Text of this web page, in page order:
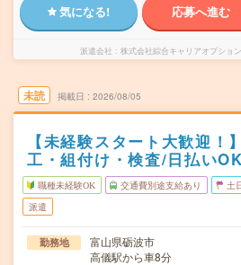
気になる! 応募へ進む
派遣会社 株式会社綜合キャリアオプショ
未読 掲載日 2026/08/05
【未経験スタート大歓迎！
工・組付け・検査/日払いOK
職種未経験OK 交通費別途支給あり 土
派遣
勤務地
富山県砺波市
高儀駅から車8分